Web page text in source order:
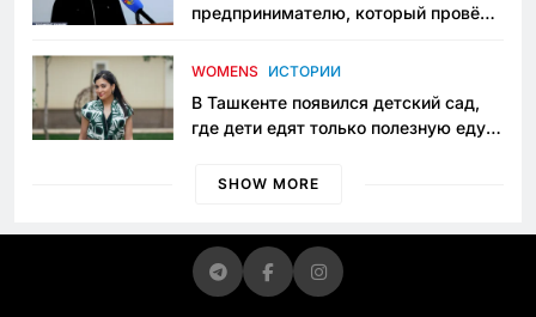
предпринимателю, который провёл
приговору
WOMENS ИСТОРИИ
В Ташкенте появился детский сад,
где дети едят только полезную еду.
просить «кашу без сахара»
SHOW MORE